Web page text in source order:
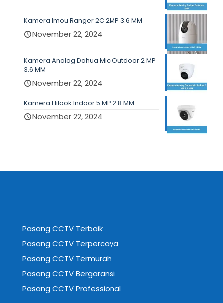
Kamera Imou Ranger 2C 2MP 3.6 MM
November 22, 2024
Kamera Analog Dahua Mic Outdoor 2 MP
3.6 MM
November 22, 2024
Kamera Hilook Indoor 5 MP 2.8 MM
November 22, 2024
Pasang CCTV Terbaik
Pasang CCTV Terpercaya
Pasang CCTV Termurah
Pasang CCTV Bergaransi
Pasang CCTV Professional